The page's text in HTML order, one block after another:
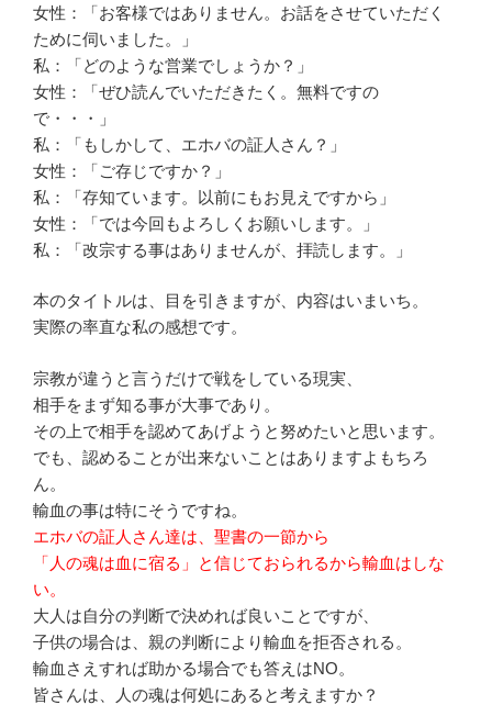
女性：「お客様ではありません。お話をさせていただく
ために伺いました。」
私：「どのような営業でしょうか？」
女性：「ぜひ読んでいただきたく。無料ですの
で・・・」
私：「もしかして、エホバの証人さん？」
女性：「ご存じですか？」
私：「存知ています。以前にもお見えですから」
女性：「では今回もよろしくお願いします。」
私：「改宗する事はありませんが、拝読します。」
本のタイトルは、目を引きますが、内容はいまいち。
実際の率直な私の感想です。
宗教が違うと言うだけで戦をしている現実、
相手をまず知る事が大事であり。
その上で相手を認めてあげようと努めたいと思います。
でも、認めることが出来ないことはありますよもちろ
ん。
輸血の事は特にそうですね。
エホバの証人さん達は、聖書の一節から
「人の魂は血に宿る」と信じておられるから輸血はしな
い。
大人は自分の判断で決めれば良いことですが、
子供の場合は、親の判断により輸血を拒否される。
輸血さえすれば助かる場合でも答えはNO。
皆さんは、人の魂は何処にあると考えますか？